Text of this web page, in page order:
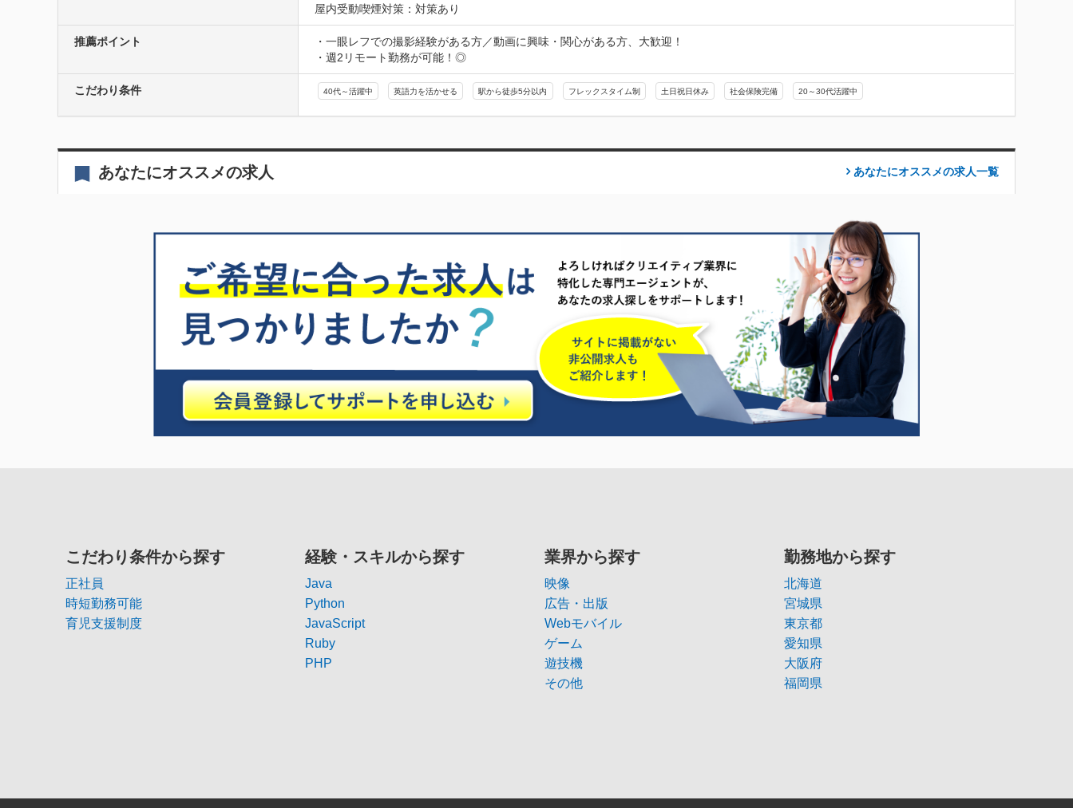
屋内受動喫煙対策：対策あり
推薦ポイント
・一眼レフでの撮影経験がある方／動画に興味・関心がある方、大歓迎！
・週2リモート勤務が可能！◎
こだわり条件 40代～活躍中 英語力を活かせる 駅から徒歩5分以内 フレックスタイム制 土日祝日休み 社会保険完備 20～30代活躍中
あなたにオススメの求人 あなたにオススメの求人一覧
こだわり条件から探す
正社員
時短勤務可能
育児支援制度
経験・スキルから探す
Java
Python
JavaScript
Ruby
PHP
業界から探す
映像
広告・出版
Webモバイル
ゲーム
遊技機
その他
勤務地から探す
北海道
宮城県
東京都
愛知県
大阪府
福岡県